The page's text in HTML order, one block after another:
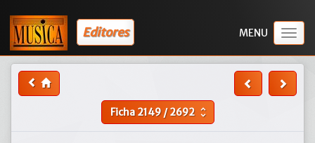
Editores
Ficha2149/2692 unfold_more